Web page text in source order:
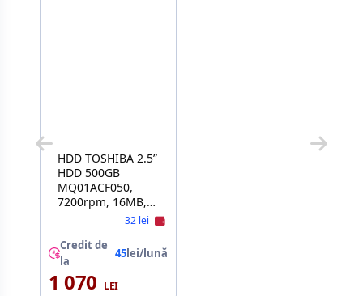
HDD TOSHIBA 2.5”
HDD 500GB
MQ01ACF050,
7200rpm, 16MB,
7mm, SATAIII, NP
32 lei
Credit de
la
45lei/lună
1 070